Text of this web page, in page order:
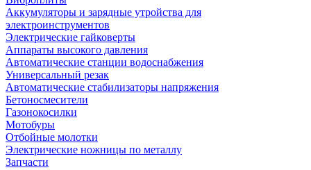
Аккумуляторы и зарядные утройства для
электроинструментов
Электрические гайковерты
Аппараты высокого давления
Автоматические станции водоснабжения
Универсальный резак
Автоматические стабилизаторы напряжения
Бетоносмесители
Газонокосилки
Мотобуры
Отбойные молотки
Электрические ножницы по металлу
Запчасти